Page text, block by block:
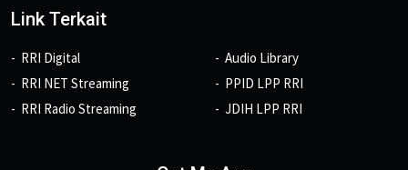
Link Terkait
RRI Digital
RRI NET Streaming
RRI Radio Streaming
Audio Library
PPID LPP RRI
JDIH LPP RRI